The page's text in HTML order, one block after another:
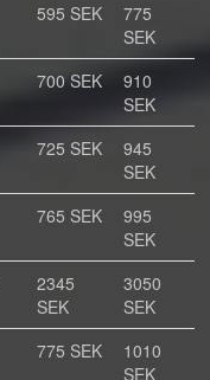
595 SEK
775
SEK
700 SEK
910
SEK
725 SEK
945
SEK
765 SEK
995
SEK
2345
SEK
3050
SEK
775 SEK
1010
SEK